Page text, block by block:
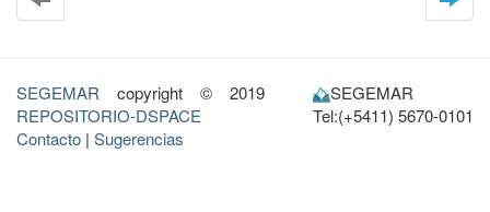
SEGEMAR copyright © 2019
REPOSITORIO-DSPACE
Contacto | Sugerencias
SEGEMAR
Tel:(+5411) 5670-0101